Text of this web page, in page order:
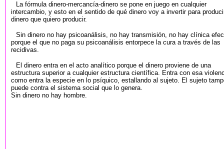
La fórmula dinero-mercancía-dinero se pone en juego en cualquier
intercambio, y esto en el sentido de qué dinero voy a invertir para
dinero que quiero producir.
Sin dinero no hay psicoanálisis, no hay transmisión, no hay clínica
porque el que no paga su psicoanálisis entorpece la cura a través de las
recidivas.
El dinero entra en el acto analítico porque el dinero proviene de una
estructura superior a cualquier estructura científica. Entra con esa
como entra la especie en lo psíquico, estallando al sujeto. El sujeto
puede contra el sistema social que lo genera.
Sin dinero no hay hombre.